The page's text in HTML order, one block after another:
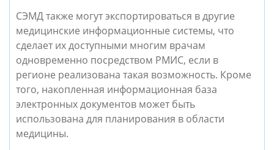
СЭМД также могут экспортироваться в другие
медицинские информационные системы, что
сделает их доступными многим врачам
одновременно посредством РМИС, если в
регионе реализована такая возможность. Кроме
того, накопленная информационная база
электронных документов может быть
использована для планирования в области
медицины.